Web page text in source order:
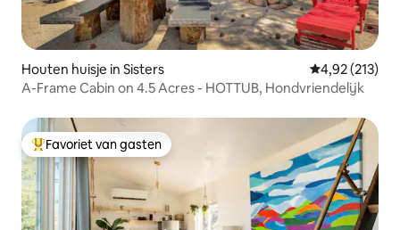
Houten huisje in Sisters Gemiddelde
4,92 (213)
A-Frame Cabin on 4.5 Acres - HOTTUB, Hondvriendelijk
Topfavoriet van gasten
Favoriet van gasten